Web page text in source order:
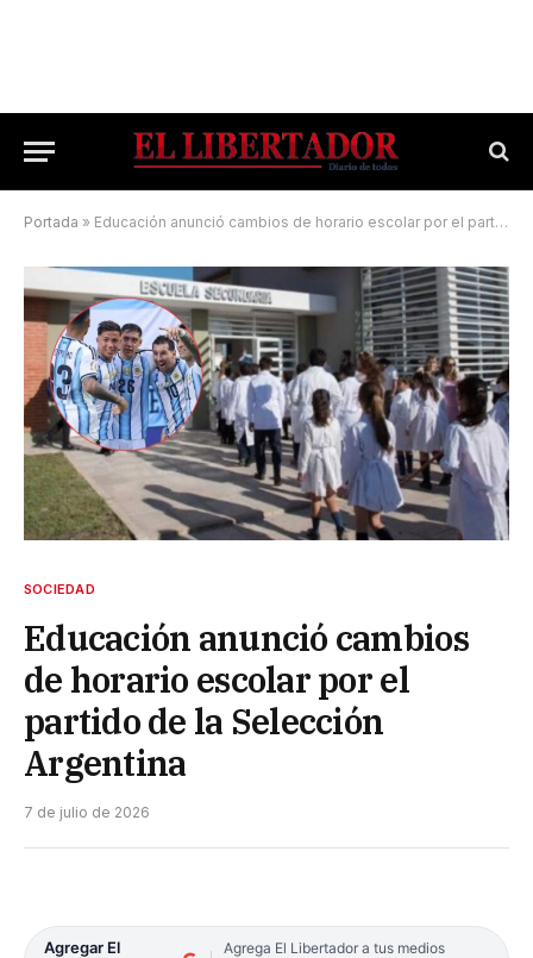
Portada » Educación anunció cambios de horario escolar por el partido de la Selección Argentina
SOCIEDAD
Educación anunció cambios
de horario escolar por el
partido de la Selección
Argentina
7 de julio de 2026
Agregar El
Agrega El Libertador a tus medios